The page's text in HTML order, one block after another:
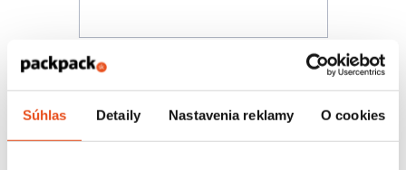
Súhlas Detaily Nastavenia reklamy O cookies